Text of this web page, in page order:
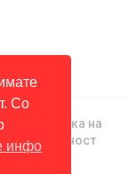
Политика на
приватност
Со
инфо